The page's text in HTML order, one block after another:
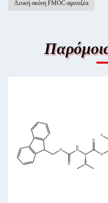
Λευκή σκόνη FMOC-αμινοξέα